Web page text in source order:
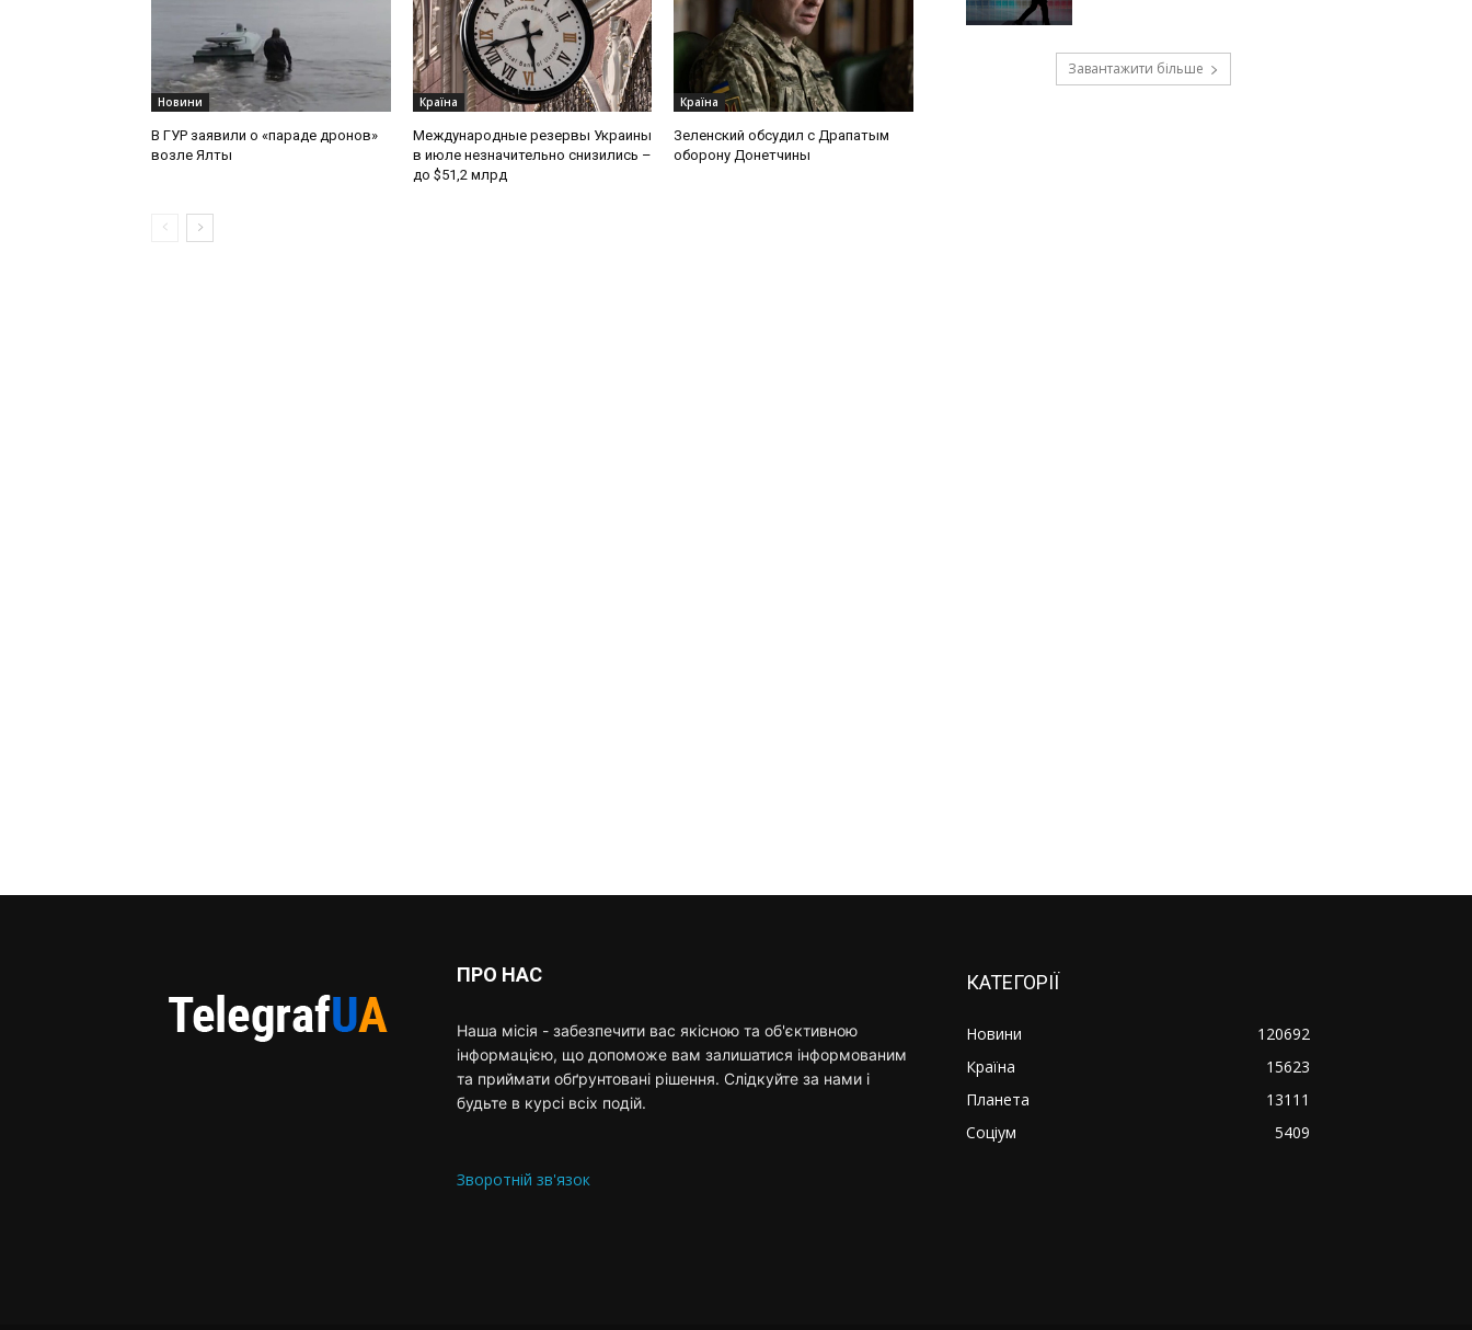
Новини
В ГУР заявили о «параде дронов»
возле Ялты
Країна
Международные резервы Украины
в июле незначительно снизились –
до $51,2 млрд
Країна
Зеленский обсудил с Драпатым
оборону Донетчины
Завантажити більше
ПРО НАС
Наша місія - забезпечити вас якісною та об'єктивною
інформацією, що допоможе вам залишатися інформованим
та приймати обґрунтовані рішення. Слідкуйте за нами і
будьте в курсі всіх подій.
Зворотній зв'язок
КАТЕГОРІЇ
Новини
120692
Країна
15623
Планета
13111
Соціум
5409